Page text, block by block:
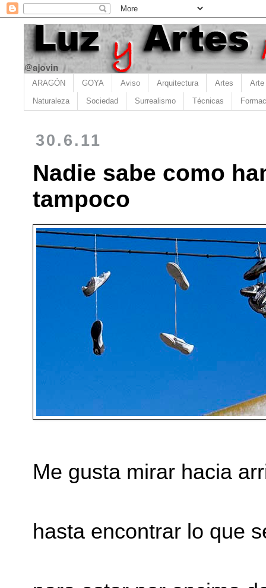
ARAGÓN GOYA Aviso Arquitectura Artes Arte
Naturaleza Sociedad Surrealismo Técnicas
30.6.11
Nadie sabe como
tampoco
Me gusta mirar hacia
hasta encontrar lo que